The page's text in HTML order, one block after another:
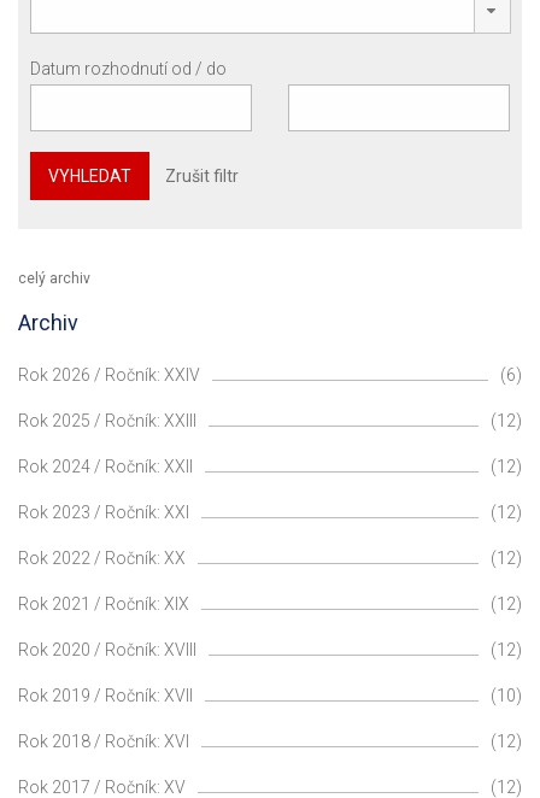
Datum rozhodnutí od / do
VYHLEDAT Zrušit filtr
celý archiv
Archiv
Rok 2026 / Ročník: XXIV (6)
Rok 2025 / Ročník: XXIII (12)
Rok 2024 / Ročník: XXII (12)
Rok 2023 / Ročník: XXI (12)
Rok 2022 / Ročník: XX (12)
Rok 2021 / Ročník: XIX (12)
Rok 2020 / Ročník: XVIII (12)
Rok 2019 / Ročník: XVII (10)
Rok 2018 / Ročník: XVI (12)
Rok 2017 / Ročník: XV (12)